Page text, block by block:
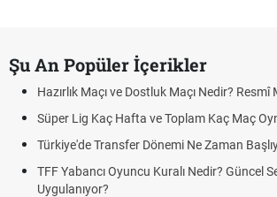
Şu An Popüler İçerikler
Hazırlık Maçı ve Dostluk Maçı Nedir?
Süper Lig Kaç Hafta ve Toplam Kaç Maç
Türkiye'de Transfer Dönemi Ne Zaman
TFF Yabancı Oyuncu Kuralı Nedir? Güncel
Uygulanıyor?